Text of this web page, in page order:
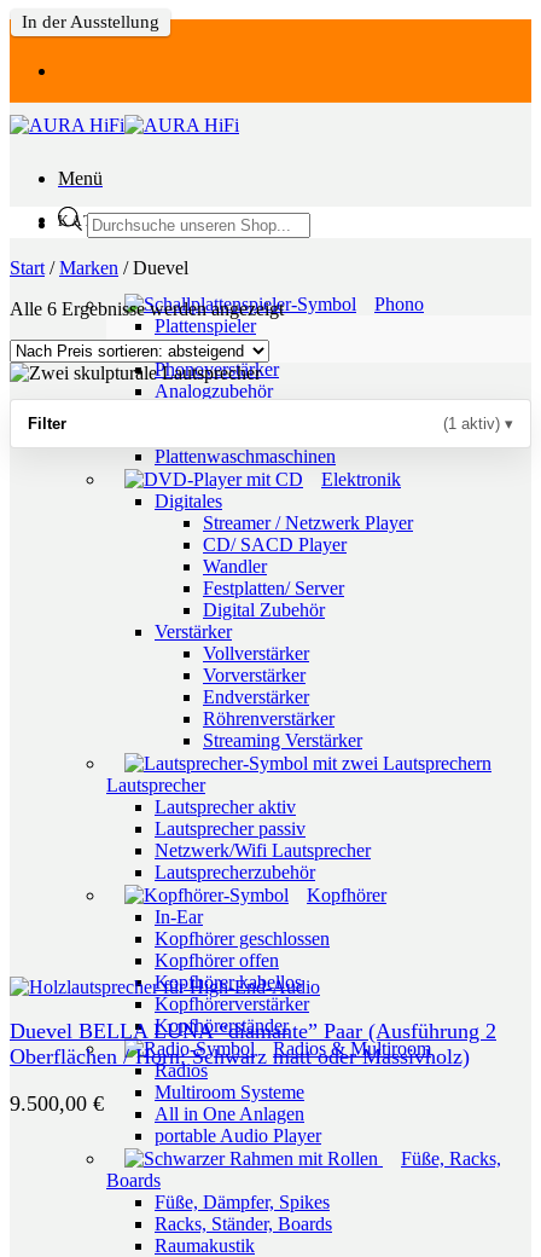
Zum
springen
Menü
KATEGORIEN
Phono
Plattenspieler
Laufwerke
Phonoverstärker
Analogzubehör
Plattenwaschmaschinen
Elektronik
Digitales
Streamer / Netzwerk Player
CD/ SACD Player
Wandler
Festplatten/ Server
Digital Zubehör
Verstärker
Vollverstärker
Vorverstärker
Endverstärker
Röhrenverstärker
Streaming Verstärker
Lautsprecher
Lautsprecher aktiv
Lautsprecher passiv
Netzwerk/Wifi Lautsprecher
Lautsprecherzubehör
Kopfhörer
In-Ear
Kopfhörer geschlossen
Kopfhörer offen
Kopfhörer kabellos
Kopfhörerverstärker
Kopfhörerständer
Radios & Multiroom
Radios
Multiroom Systeme
All in One Anlagen
portable Audio Player
Füße, Racks,
Boards
Füße, Dämpfer, Spikes
Racks, Ständer, Boards
Raumakustik
Products
search
Start / Marken /Duevel
Alle 6 Ergebnisse werden angezeigtNach
Filter (1 aktiv) ▾
Duevel BELLA LUNA “diamante” Paar (Ausführung 2
Oberflächen / Horn: Schwarz matt oder Massivholz)
9.500,00 €
In der Ausstellung